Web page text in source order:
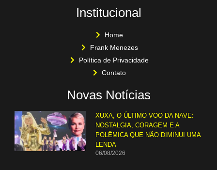
Institucional
Home
Frank Menezes
Política de Privacidade
Contato
Novas Notícias
XUXA, O ÚLTIMO VOO DA NAVE:
NOSTALGIA, CORAGEM E A
POLÊMICA QUE NÃO DIMINUI UMA
LENDA
06/08/2026